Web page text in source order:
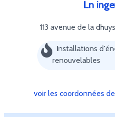
Ln
113 avenue de la dhuys
Installations
renouvelables
voir les coordonnées